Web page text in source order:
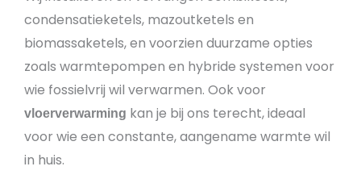
condensatieketels, mazoutketels en
biomassaketels, en voorzien duurzame opties
zoals warmtepompen en hybride systemen voor
wie fossielvrij wil verwarmen. Ook voor
vloerverwarming kan je bij ons terecht, ideaal
voor wie een constante, aangename warmte wil
in huis.